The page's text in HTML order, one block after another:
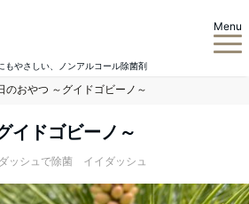
もやさしい、ノンアルコール除菌剤
Menu
のおやつ ～グイドゴビーノ～
イドゴビーノ～
ッシュで除菌 イイダッシュ